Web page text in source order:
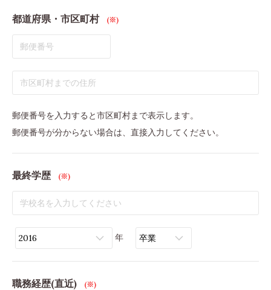
都道府県・市区町村 (※)
郵便番号を入力すると市区町村まで表示します。
郵便番号が分からない場合は、直接入力してください。
最終学歴 (※)
年
職務経歴(直近) (※)